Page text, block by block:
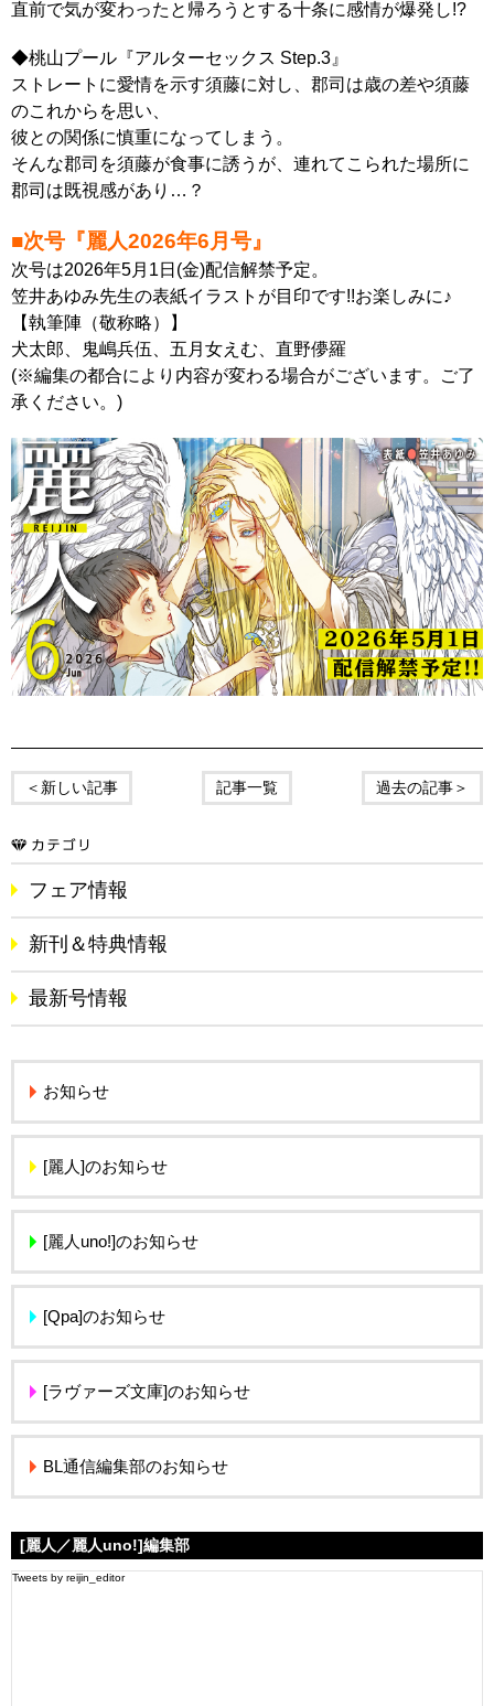
直前で気が変わったと帰ろうとする十条に感情が爆発し!?
◆桃山プール『アルターセックス Step.3』
ストレートに愛情を示す須藤に対し、郡司は歳の差や須藤
のこれからを思い、
彼との関係に慎重になってしまう。
そんな郡司を須藤が食事に誘うが、連れてこられた場所に
郡司は既視感があり…？
■次号『麗人2026年6月号』
次号は2026年5月1日(金)配信解禁予定。
笠井あゆみ先生の表紙イラストが目印です!!お楽しみに♪
【執筆陣（敬称略）】
犬太郎、鬼嶋兵伍、五月女えむ、直野儚羅
(※編集の都合により内容が変わる場合がございます。ご了
承ください。)
＜新しい記事 過去の記事＞
記事一覧
フェア情報
新刊＆特典情報
最新号情報
お知らせ
[麗人]のお知らせ
[麗人uno!]のお知らせ
[Qpa]のお知らせ
[ラヴァーズ文庫]のお知らせ
BL通信編集部のお知らせ
[麗人／麗人uno!]編集部
Tweets by reijin_editor